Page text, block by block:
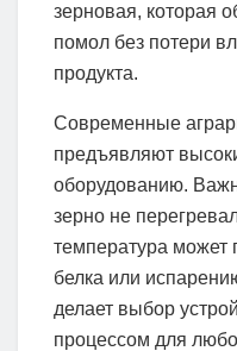
зерновая, которая
помол без потери
продукта.
Современные
предъявляют
оборудованию.
зерно не
температура может
белка или
делает выбор
процессом для